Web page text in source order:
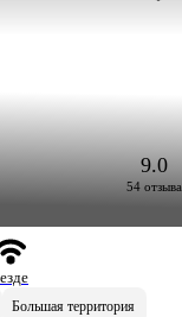
9.0
54 отзыва
Большая территория